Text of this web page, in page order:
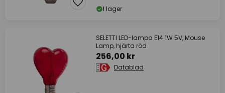
I lager
SELETTI LED-lampa E14 1W 5V, Mouse
Lamp, hjärta röd
256,00 kr
Datablad